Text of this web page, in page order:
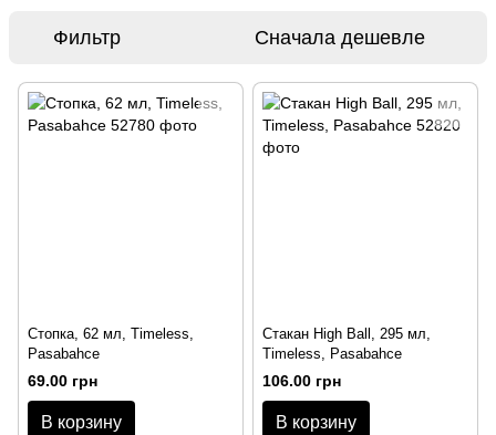
Фильтр Сначала дешевле
Стопка, 62 мл, Timeless,
Pasabahce
69.00 грн
В корзину
Стакан High Ball, 295 мл,
Timeless, Pasabahce
106.00 грн
В корзину